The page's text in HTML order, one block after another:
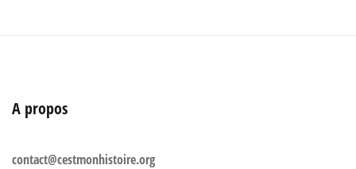
A propos
contact@cestmonhistoire.org